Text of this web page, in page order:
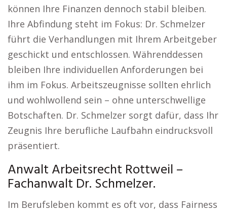
können Ihre Finanzen dennoch stabil bleiben.
Ihre Abfindung steht im Fokus: Dr. Schmelzer
führt die Verhandlungen mit Ihrem Arbeitgeber
geschickt und entschlossen. Währenddessen
bleiben Ihre individuellen Anforderungen bei
ihm im Fokus. Arbeitszeugnisse sollten ehrlich
und wohlwollend sein – ohne unterschwellige
Botschaften. Dr. Schmelzer sorgt dafür, dass Ihr
Zeugnis Ihre berufliche Laufbahn eindrucksvoll
präsentiert.
Anwalt Arbeitsrecht Rottweil –
Fachanwalt Dr. Schmelzer.
Im Berufsleben kommt es oft vor, dass Fairness